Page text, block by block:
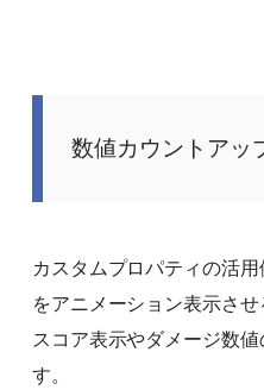
数値カウントアッ
カスタムプロパティの活
をアニメーション表示させ
スコア表示やダメージ数
す。